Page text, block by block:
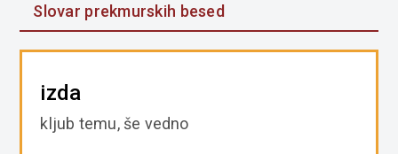
Slovar prekmurskih besed
izda
kljub temu, še vedno